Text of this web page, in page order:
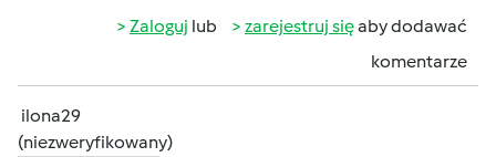
Zaloguj lub zarejestruj sięaby dodawać
komentarze
ilona29
(niezweryfikowany)